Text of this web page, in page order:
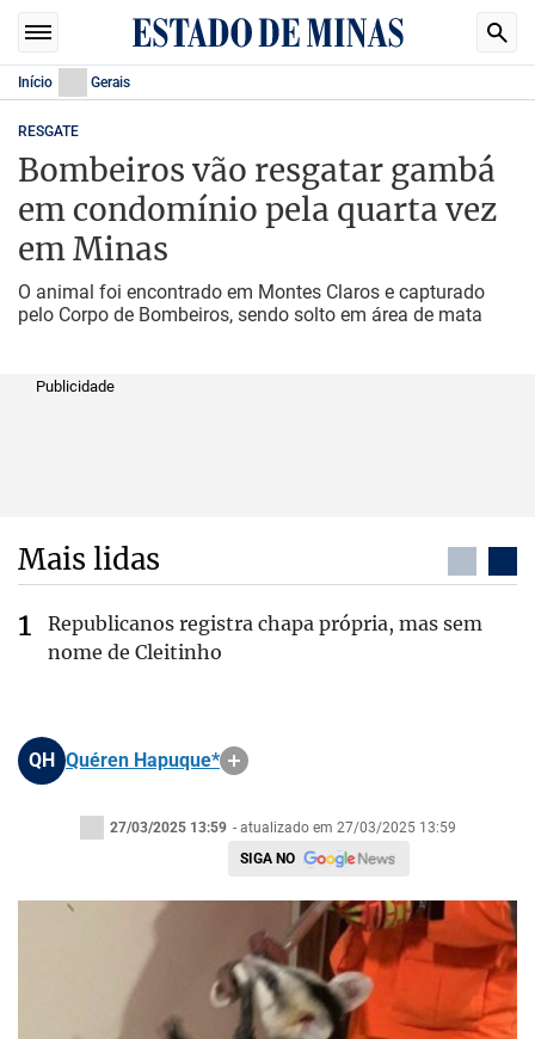
Início Gerais
RESGATE
Bombeiros vão resgatar gambá
em condomínio pela quarta vez
em Minas
O animal foi encontrado em Montes Claros e capturado
pelo Corpo de Bombeiros, sendo solto em área de mata
Publicidade
Mais lidas
Republicanos registra chapa própria, mas sem
nome de Cleitinho
QH Quéren Hapuque*
27/03/2025 13:59 - atualizado em 27/03/2025 13:59
SIGA NO